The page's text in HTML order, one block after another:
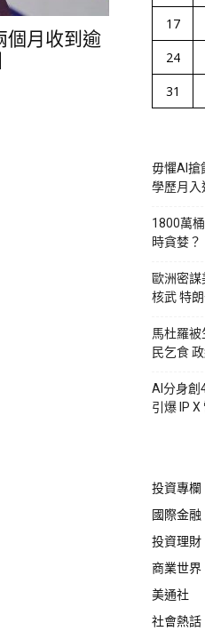
個月收到逾
17
24
31
毋懼AI搶
學歷月入
1800萬
時貪婪？
歐洲密謀
核武 特
馬杜羅
民乞食
AI分身創
引爆 IP X
投資專欄
國際金融
投資理財
商業世界
美通社
社會熱話